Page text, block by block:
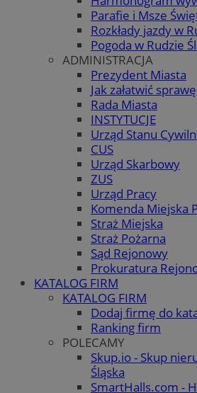
Parafie i Msze
Rozkłady jazdy w
Pogoda w Rudzie
ADMINISTRACJA
Prezydent Miasta
Jak załatwić
Rada Miasta
INSTYTUCJE
Urząd Stanu
CUS
Urząd Skarbowy
ZUS
Urząd Pracy
Komenda Miejska
Straż Miejska
Straż Pożarna
Sąd Rejonowy
Prokuratura
KATALOG FIRM
KATALOG FIRM
Dodaj firmę do
Ranking firm
POLECAMY
Skup.io - Skup
Śląska
SmartHalls.com -